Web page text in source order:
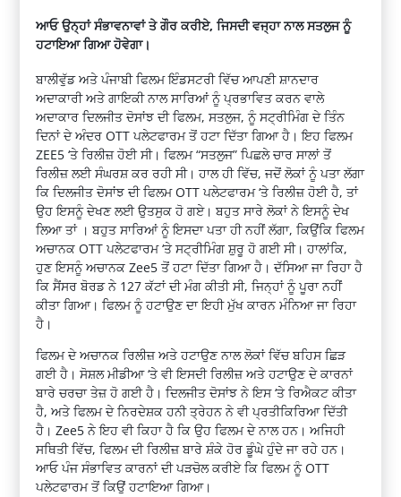
ਆਓ ਉਨ੍ਹਾਂ ਸੰਭਾਵਨਾਵਾਂ ਤੇ ਗੌਰ ਕਰੀਏ, ਜਿਸਦੀ ਵਜ੍ਹਾ ਨਾਲ ਸਤਲੁਜ ਨੂੰ
ਹਟਾਇਆ ਗਿਆ ਹੋਵੇਗਾ।
ਬਾਲੀਵੁੱਡ ਅਤੇ ਪੰਜਾਬੀ ਫਿਲਮ ਇੰਡਸਟਰੀ ਵਿੱਚ ਆਪਣੀ ਸ਼ਾਨਦਾਰ
ਅਦਾਕਾਰੀ ਅਤੇ ਗਾਇਕੀ ਨਾਲ ਸਾਰਿਆਂ ਨੂੰ ਪ੍ਰਭਾਵਿਤ ਕਰਨ ਵਾਲੇ
ਅਦਾਕਾਰ ਦਿਲਜੀਤ ਦੋਸਾਂਝ ਦੀ ਫਿਲਮ, ਸਤਲੁਜ, ਨੂੰ ਸਟ੍ਰੀਮਿੰਗ ਦੇ ਤਿੰਨ
ਦਿਨਾਂ ਦੇ ਅੰਦਰ OTT ਪਲੇਟਫਾਰਮ ਤੋਂ ਹਟਾ ਦਿੱਤਾ ਗਿਆ ਹੈ। ਇਹ ਫਿਲਮ
ZEE5 ‘ਤੇ ਰਿਲੀਜ਼ ਹੋਈ ਸੀ। ਫਿਲਮ “ਸਤਲੁਜ” ਪਿਛਲੇ ਚਾਰ ਸਾਲਾਂ ਤੋਂ
ਰਿਲੀਜ਼ ਲਈ ਸੰਘਰਸ਼ ਕਰ ਰਹੀ ਸੀ। ਹਾਲ ਹੀ ਵਿੱਚ, ਜਦੋਂ ਲੋਕਾਂ ਨੂੰ ਪਤਾ ਲੱਗਾ
ਕਿ ਦਿਲਜੀਤ ਦੋਸਾਂਝ ਦੀ ਫਿਲਮ OTT ਪਲੇਟਫਾਰਮ ‘ਤੇ ਰਿਲੀਜ਼ ਹੋਈ ਹੈ, ਤਾਂ
ਉਹ ਇਸਨੂੰ ਦੇਖਣ ਲਈ ਉਤਸੁਕ ਹੋ ਗਏ। ਬਹੁਤ ਸਾਰੇ ਲੋਕਾਂ ਨੇ ਇਸਨੂੰ ਦੇਖ
ਲਿਆ ਤਾਂ । ਬਹੁਤ ਸਾਰਿਆਂ ਨੂੰ ਇਸਦਾ ਪਤਾ ਹੀ ਨਹੀਂ ਲੱਗਾ, ਕਿਉਂਕਿ ਫਿਲਮ
ਅਚਾਨਕ OTT ਪਲੇਟਫਾਰਮ ‘ਤੇ ਸਟ੍ਰੀਮਿੰਗ ਸ਼ੁਰੂ ਹੋ ਗਈ ਸੀ। ਹਾਲਾਂਕਿ,
ਹੁਣ ਇਸਨੂੰ ਅਚਾਨਕ Zee5 ਤੋਂ ਹਟਾ ਦਿੱਤਾ ਗਿਆ ਹੈ। ਦੱਸਿਆ ਜਾ ਰਿਹਾ ਹੈ
ਕਿ ਸੈਂਸਰ ਬੋਰਡ ਨੇ 127 ਕੱਟਾਂ ਦੀ ਮੰਗ ਕੀਤੀ ਸੀ, ਜਿਨ੍ਹਾਂ ਨੂੰ ਪੂਰਾ ਨਹੀਂ
ਕੀਤਾ ਗਿਆ। ਫਿਲਮ ਨੂੰ ਹਟਾਉਣ ਦਾ ਇਹੀ ਮੁੱਖ ਕਾਰਨ ਮੰਨਿਆ ਜਾ ਰਿਹਾ
ਹੈ।
ਫਿਲਮ ਦੇ ਅਚਾਨਕ ਰਿਲੀਜ਼ ਅਤੇ ਹਟਾਉਣ ਨਾਲ ਲੋਕਾਂ ਵਿੱਚ ਬਹਿਸ ਛਿੜ
ਗਈ ਹੈ। ਸੋਸ਼ਲ ਮੀਡੀਆ ‘ਤੇ ਵੀ ਇਸਦੀ ਰਿਲੀਜ਼ ਅਤੇ ਹਟਾਉਣ ਦੇ ਕਾਰਨਾਂ
ਬਾਰੇ ਚਰਚਾ ਤੇਜ਼ ਹੋ ਗਈ ਹੈ। ਦਿਲਜੀਤ ਦੋਸਾਂਝ ਨੇ ਇਸ ‘ਤੇ ਰਿਐਕਟ ਕੀਤਾ
ਹੈ, ਅਤੇ ਫਿਲਮ ਦੇ ਨਿਰਦੇਸ਼ਕ ਹਨੀ ਤ੍ਰੇਹਨ ਨੇ ਵੀ ਪ੍ਰਤੀਕਿਰਿਆ ਦਿੱਤੀ
ਹੈ। Zee5 ਨੇ ਇਹ ਵੀ ਕਿਹਾ ਹੈ ਕਿ ਉਹ ਫਿਲਮ ਦੇ ਨਾਲ ਹਨ। ਅਜਿਹੀ
ਸਥਿਤੀ ਵਿੱਚ, ਫਿਲਮ ਦੀ ਰਿਲੀਜ਼ ਬਾਰੇ ਸ਼ੰਕੇ ਹੋਰ ਡੂੰਘੇ ਹੁੰਦੇ ਜਾ ਰਹੇ ਹਨ।
ਆਓ ਪੰਜ ਸੰਭਾਵਿਤ ਕਾਰਨਾਂ ਦੀ ਪੜਚੋਲ ਕਰੀਏ ਕਿ ਫਿਲਮ ਨੂੰ OTT
ਪਲੇਟਫਾਰਮ ਤੋਂ ਕਿਉਂ ਹਟਾਇਆ ਗਿਆ।